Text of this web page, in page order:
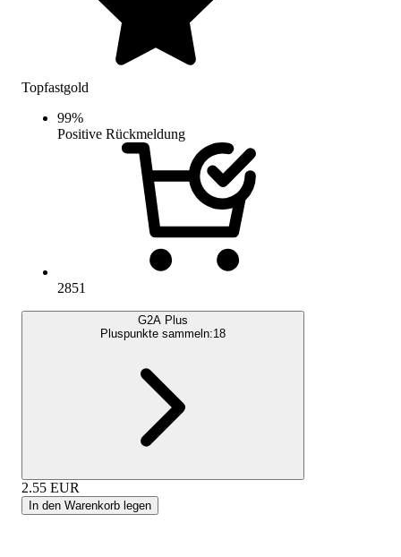
Topfastgold
99%
Positive Rückmeldung
2851
G2A Plus
Pluspunkte sammeln:18
2.55 EUR
In den Warenkorb legen